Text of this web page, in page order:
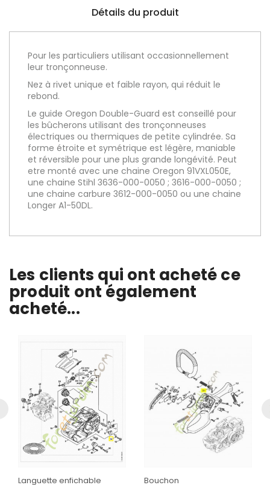
Détails du produit
Pour les particuliers utilisant occasionnellement
leur tronçonneuse.
Nez à rivet unique et faible rayon, qui réduit le
rebond.
Le guide Oregon Double-Guard est conseillé pour
les bûcherons utilisant des tronçonneuses
électriques ou thermiques de petite cylindrée. Sa
forme étroite et symétrique est légère, maniable
et réversible pour une plus grande longévité. Peut
etre monté avec une chaine Oregon 91VXL050E,
une chaine Stihl 3636-000-0050 ; 3616-000-0050 ;
une chaine carbure 3612-000-0050 ou une chaine
Longer A1-50DL.
Les clients qui ont acheté ce
produit ont également
acheté...
Languette enfichable Bouchon